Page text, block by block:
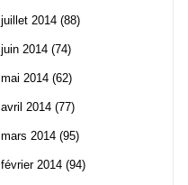
juillet 2014 (88)
juin 2014 (74)
mai 2014 (62)
avril 2014 (77)
mars 2014 (95)
février 2014 (94)